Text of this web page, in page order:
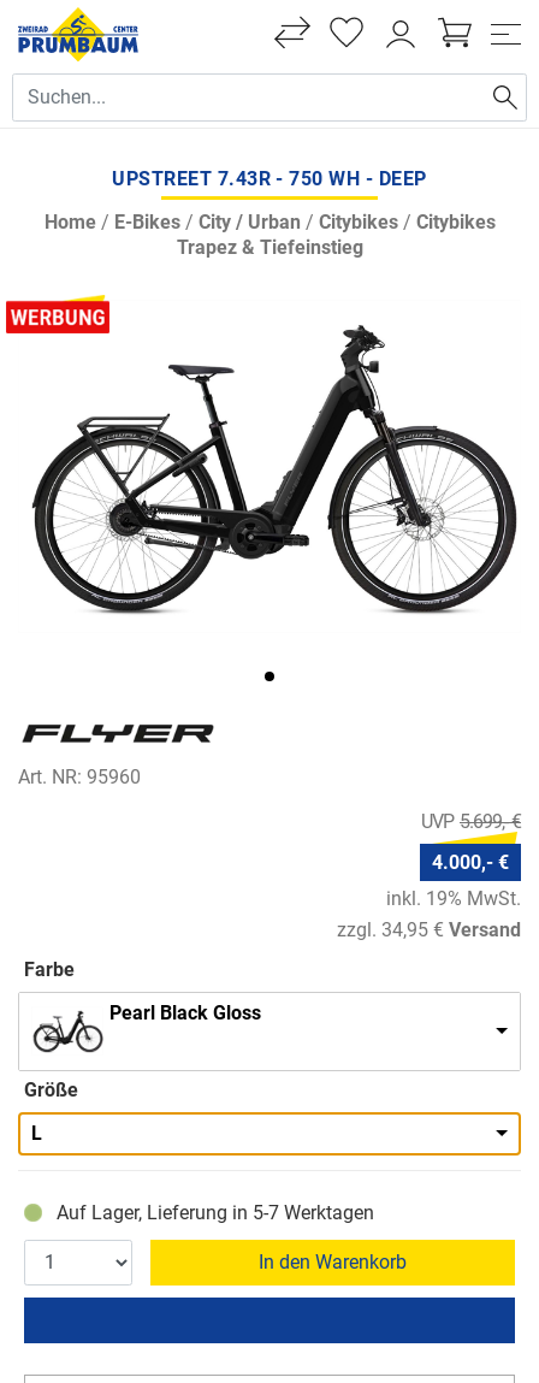
UPSTREET 7.43R - 750 WH - DEEP
Home/ E-Bikes/ City / Urban / Citybikes/ Citybikes
Trapez & Tiefeinstieg
Art. NR: 95960
5.699,- €
4.000,- €
inkl. 19% MwSt.
zzgl. 34,95 € Versand
Farbe
Pearl Black Gloss
Größe
L
Auf Lager, Lieferung in 5-7 Werktagen
In den Warenkorb